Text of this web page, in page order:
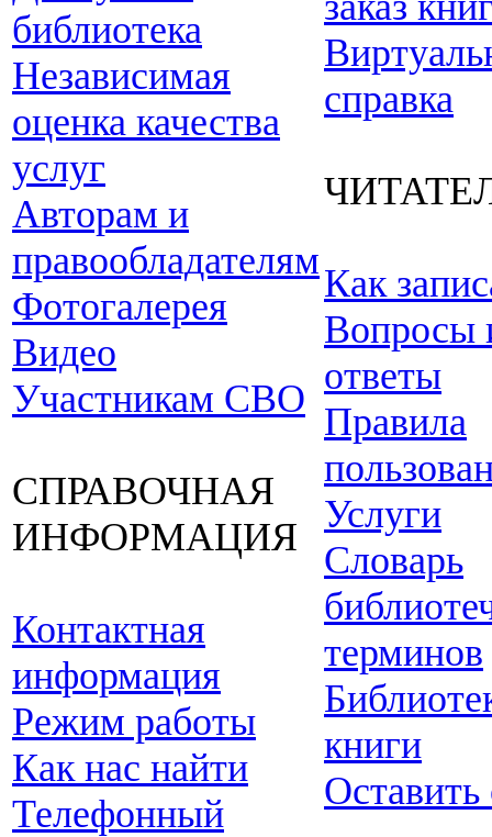
библиотека
Независимая
оценка качества
услуг
Авторам и
правообладателям
Фотогалерея
Видео
Участникам СВО
СПРАВОЧНАЯ
ИНФОРМАЦИЯ
Контактная
информация
Режим работы
Как нас найти
Телефонный
справка
Как
Вопросы
ответы
Правила
Услуги
Словарь
терминов
книги
Оставить